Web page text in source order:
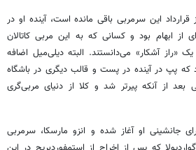
این سرمربی باقی مانده است، آینده او در
از ابهام بود و کسانی که به این مربی کاتالان
«راز آشکار» می‌دانستند. البته دیلی‌میل اضافه
که پپ در آینده در پست و قالب دیگری در باشگاه
از آنکه پیرتر شد و کلا از دنیای مربی‌گری
جانشینی او آغاز شده و انزو مارسکا، سرمربی